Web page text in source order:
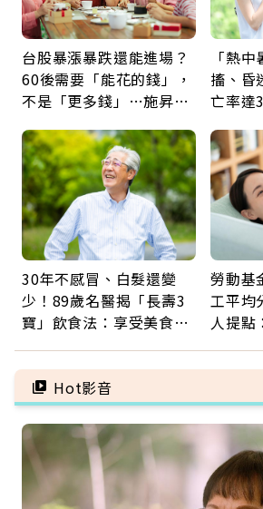
台股暴漲暴跌還能進場？
60後需要「能花的錢」，
不是「更多錢」…施昇
票
「熱
搐、
亡率達
5招才
30年不感冒、白髮還變
少！89歲名醫揭「長壽3
寶」飲食法：享受美食不
勞動基
工平均
人提點
新就
Hot影音